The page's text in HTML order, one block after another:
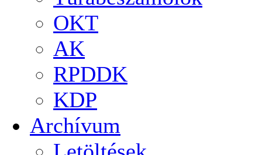
OKT
AK
RPDDK
KDP
Archívum